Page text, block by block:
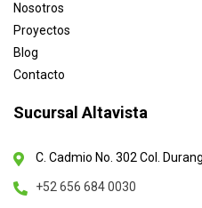
Nosotros
Proyectos
Blog
Contacto
Sucursal Altavista
C. Cadmio No. 302 Col.
+52 656 684 0030